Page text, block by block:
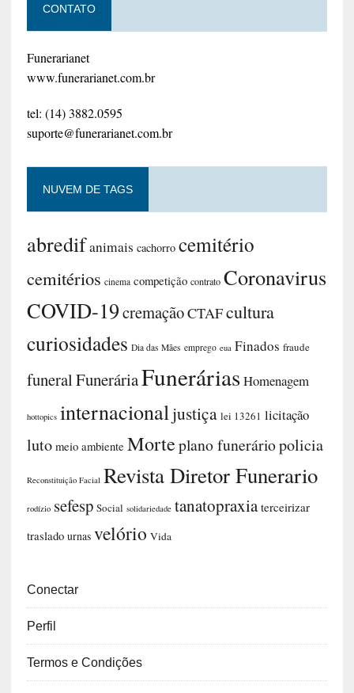
CONTATO
Funerarianet
www.funerarianet.com.br
tel: (14) 3882.0595
suporte@funerarianet.com.br
NUVEM DE TAGS
abredifanimais cachorro cemitério
cemitérios cinema competição contrato Coronavirus
COVID-19cremaçãoCTAFcultura
curiosidades Dia das Mães emprego eua Finados fraude
funeralFuneráriaFuneráriasHomenagem
hottopics internacionaljustiça lei 13261 licitação
luto meio ambiente Morteplano funeráriopolicia
Reconstituição Facial Revista Diretor Funerario
rodízio sefesp Social solidariedade tanatopraxia terceirizar
traslado urnas velório Vida
Conectar
Perfil
Termos e Condições